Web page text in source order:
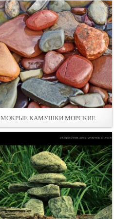
МОКРЫЕ КАМУШКИ МОРСКИЕ